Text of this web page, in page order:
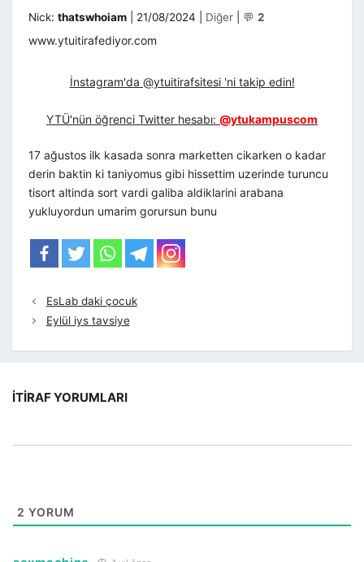
Nick: thatswhoiam 21/08/2024 Kategoriler
Diğer 💬 2
www.ytuitirafediyor.com
İnstagram'da @ytuitirafsitesi 'ni takip edin!
YTÜ'nün öğrenci Twitter hesabı: @ytukampuscom
17 ağustos ilk kasada sonra marketten cikarken o kadar
derin baktin ki taniyomus gibi hissettim uzerinde turuncu
tisort altinda sort vardi galiba aldiklarini arabana
yukluyordun umarim gorursun bunu
EsLab daki çocuk
Eylül iys tavsiye
İTIRAF YORUMLARI
2 YORUM